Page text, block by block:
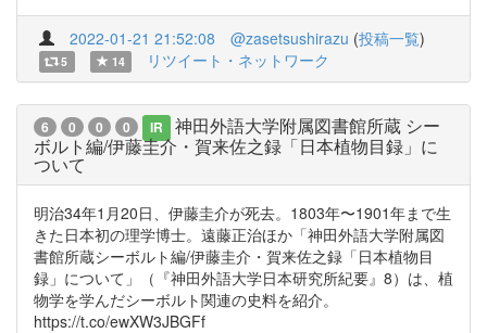
2022-01-21 21:52:08 @zasetsushirazu (投稿一覧)
5 14 リツイート・ネットワーク
6 0 0 0 IR
神田外語大学附属図書館所蔵 シー
ボルト編/伊藤圭介・賀来佐之録「日本植物目録」に
ついて
明治34年1月20日、伊藤圭介が死去。1803年〜1901年まで生
きた日本初の理学博士。遠藤正治ほか「神田外語大学附属図
書館所蔵シーボルト編/伊藤圭介・賀来佐之録「日本植物目
録」について」（『神田外語大学日本研究所紀要』8）は、植
物学を学んだシーボルト関連の史料を紹介。
https://t.co/ewXW3JBGFf